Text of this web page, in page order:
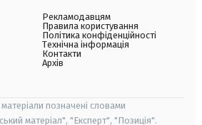
Рекламодавцям
Правила користування
Політика конфіденційності
Технічна інформація
Контакти
Архів
матеріали позначені словами
матеріал", "Експерт", "Позиція".